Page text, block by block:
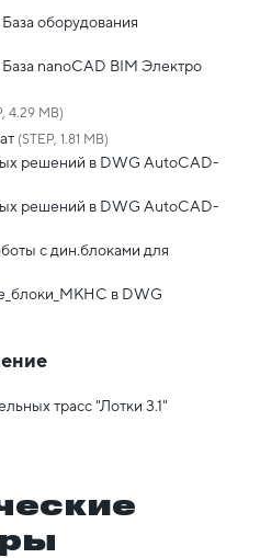
оборудования
nanoCAD BIM Электро
4.29 MB)
(STEP, 1.81 MB)
решений в DWG AutoCAD-
решений в DWG AutoCAD-
с дин.блоками для
в DWG
трасс "Лотки 3.1"